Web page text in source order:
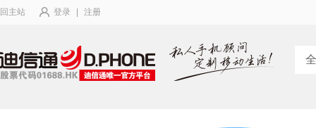
回主站 登录 注册